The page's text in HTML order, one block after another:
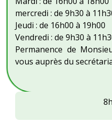
mercredi : de 9h30 à
Jeudi : de 16h00 à 19h00
Vendredi : de 9h30 à
Permanence de
vous auprès du
Elections
: